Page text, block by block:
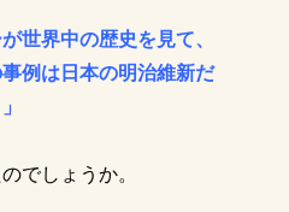
世界中の歴史を見て、
例は日本の明治維新だ
でしょうか。